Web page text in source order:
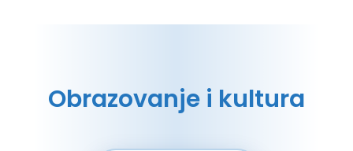
Obrazovanje i kultura